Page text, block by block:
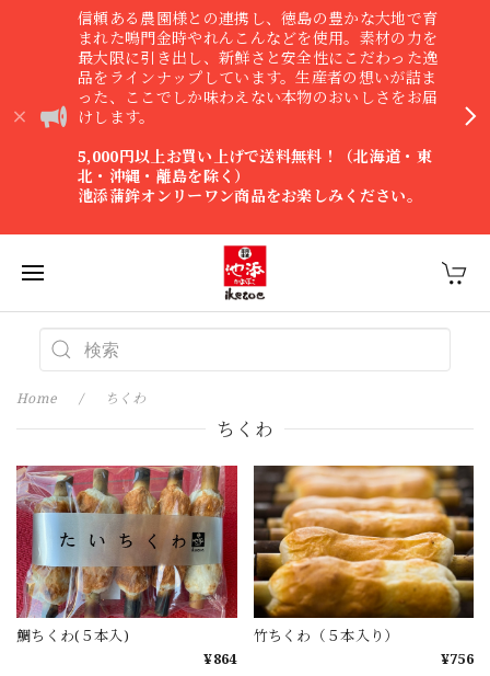
信頼ある農園様との連携し、徳島の豊かな大地で育
まれた鳴門金時やれんこんなどを使用。素材の力を
最大限に引き出し、新鮮さと安全性にこだわった逸
品をラインナップしています。生産者の想いが詰ま
った、ここでしか味わえない本物のおいしさをお届
けします。
5,000円以上お買い上げで送料無料！（北海道・東
北・沖縄・離島を除く）
池添蒲鉾オンリーワン商品をお楽しみください。
Home ちくわ
ちくわ
鯛ちくわ(５本入)
¥864
竹ちくわ（５本入り）
¥756